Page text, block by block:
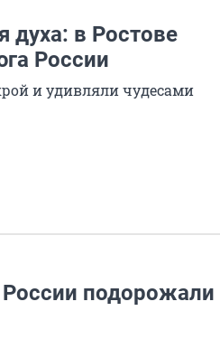
духа: в Ростове
России
и удивляли чудесами
России подорожали